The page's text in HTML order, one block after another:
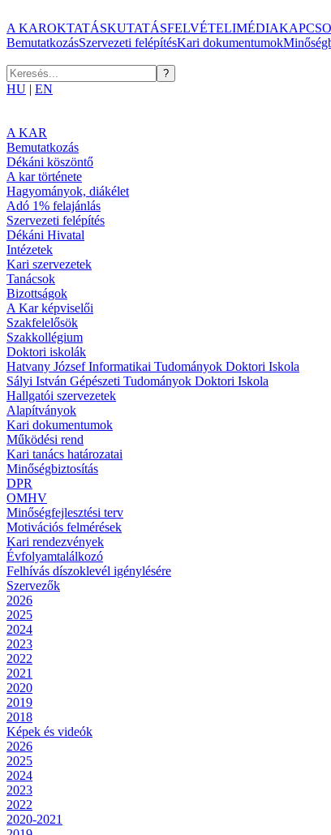
A KAROKTATÁSKUTATÁSFELVÉTELIMÉDIA
BemutatkozásSzervezeti felépítésKari dokumentumok
HU | EN
A KAR
Bemutatkozás
Dékáni köszöntő
A kar története
Hagyományok, diákélet
Adó 1% felajánlás
Szervezeti felépítés
Dékáni Hivatal
Intézetek
Kari szervezetek
Tanácsok
Bizottságok
A Kar képviselői
Szakfelelősök
Szakkollégium
Doktori iskolák
Hatvany József Informatikai Tudományok Doktori Iskola
Sályi István Gépészeti Tudományok Doktori Iskola
Hallgatói szervezetek
Alapítványok
Kari dokumentumok
Működési rend
Kari tanács határozatai
Minőségbiztosítás
DPR
OMHV
Minőségfejlesztési terv
Motivációs felmérések
Kari rendezvények
Évfolyamtalálkozó
Felhívás díszoklevél igénylésére
Szervezők
2026
2025
2024
2023
2022
2021
2020
2019
2018
Képek és videók
2026
2025
2024
2023
2022
2020-2021